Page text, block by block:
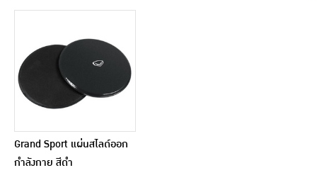
Grand Sport แผ่นสไลด์ออก
กำลังกาย สีดำ